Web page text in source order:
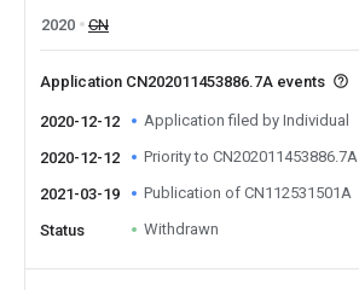
2020
CN
Application CN202011453886.7A events
2020-12-12 Application filed by Individual
2020-12-12 Priority to CN202011453886.7A
2021-03-19 Publication of CN112531501A
Status Withdrawn